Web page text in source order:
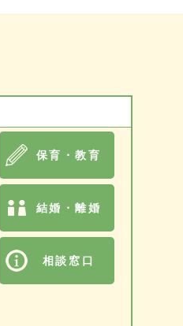
保育・教育
結婚・離婚
相談窓口